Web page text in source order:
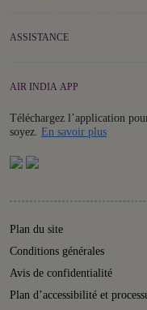
ASSISTANCE
AIR INDIA APP
Téléchargez l’application
soyez. En savoir plusDetails
Plan du site
Conditions générales
Avis de confidentialité
Plan d’accessibilité et